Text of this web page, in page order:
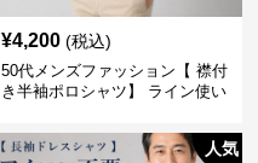
¥4,200 (税込)
50代メンズファッション【 襟付
き半袖ポロシャツ】 ライン使い
人気